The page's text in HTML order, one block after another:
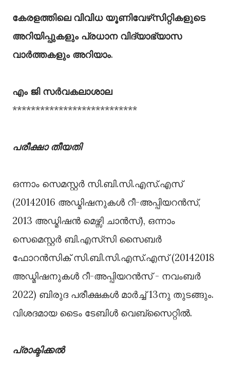
കേരളത്തിലെ വിവിധ യൂണിവേഴ്‌സിറ്റികളുടെ
അറിയിപ്പുകളും പ്രധാന വിദ്യാഭ്യാസ
വാർത്തകളും അറിയാം.
എം ജി സര്‍വകലാശാല
***************************
പരീക്ഷാ തീയതി
ഒന്നാം സെമസ്റ്റര്‍ സി.ബി.സി.എസ്.എസ്
(20142016 അഡ്മിഷനുകള്‍ റീ-അപ്പിയറന്‍സ്,
2013 അഡ്മിഷന്‍ മെഴ്സി ചാന്‍സ്), ഒന്നാം
സെമെസ്റ്റര്‍ ബി.എസ്‌സി സൈബര്‍
ഫോറന്‍സിക് സി.ബി.സി.എസ്.എസ് (20142018
അഡ്മിഷനുകള്‍ റീ-അപ്പിയറന്‍സ് - നവംബര്‍
2022) ബിരുദ പരീക്ഷകള്‍ മാര്‍ച്ച് 13നു തുടങ്ങും.
വിശദമായ ടൈം ടേബിള്‍ വെബ്സൈറ്റില്‍.
പ്രാക്ടിക്കല്‍